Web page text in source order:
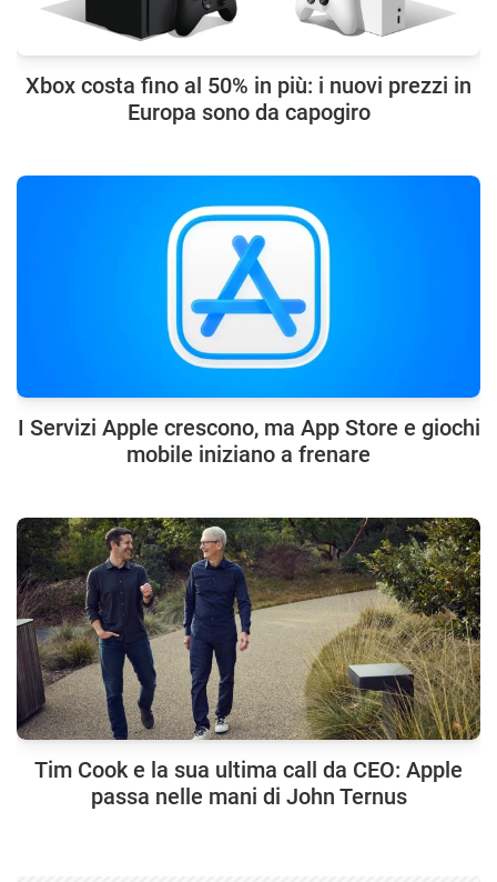
Xbox costa fino al 50% in più: i nuovi prezzi in
Europa sono da capogiro
I Servizi Apple crescono, ma App Store e giochi
mobile iniziano a frenare
Tim Cook e la sua ultima call da CEO: Apple
passa nelle mani di John Ternus